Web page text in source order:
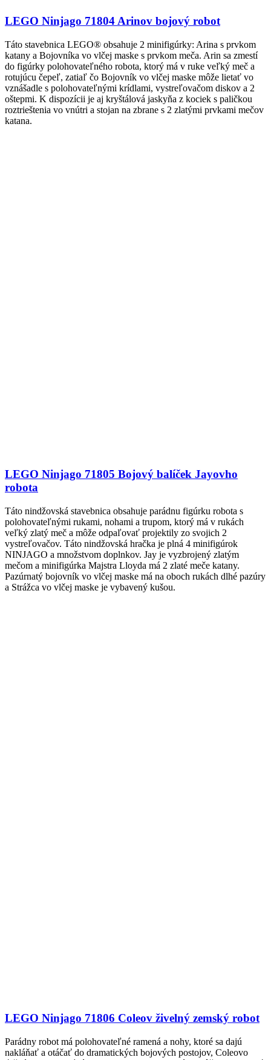
LEGO Ninjago 71804 Arinov bojový robot
Táto stavebnica LEGO® obsahuje 2 minifigúrky: Arina s prvkom
katany a Bojovníka vo vlčej maske s prvkom meča. Arin sa zmestí
do figúrky polohovateľného robota, ktorý má v ruke veľký meč a
rotujúcu čepeľ, zatiaľ čo Bojovník vo vlčej maske môže lietať vo
vznášadle s polohovateľnými krídlami, vystreľovačom diskov a 2
oštepmi. K dispozícii je aj kryštálová jaskyňa z kociek s paličkou
roztrieštenia vo vnútri a stojan na zbrane s 2 zlatými prvkami mečov
katana.
LEGO Ninjago 71805 Bojový balíček Jayovho
robota
Táto nindžovská stavebnica obsahuje parádnu figúrku robota s
polohovateľnými rukami, nohami a trupom, ktorý má v rukách
veľký zlatý meč a môže odpaľovať projektily zo svojich 2
vystreľovačov. Táto nindžovská hračka je plná 4 minifigúrok
NINJAGO a množstvom doplnkov. Jay je vyzbrojený zlatým
mečom a minifigúrka Majstra Lloyda má 2 zlaté meče katany.
Pazúrnatý bojovník vo vlčej maske má na oboch rukách dlhé pazúry
a Strážca vo vlčej maske je vybavený kušou.
LEGO Ninjago 71806 Coleov živelný zemský robot
Parádny robot má polohovateľné ramená a nohy, ktoré sa dajú
nakláňať a otáčať do dramatických bojových postojov, Coleovo